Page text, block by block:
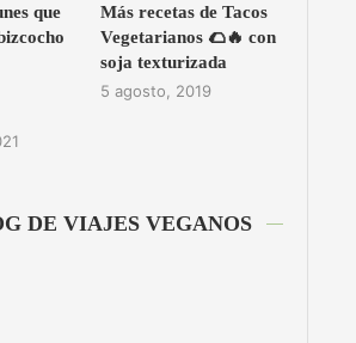
que
Más recetas de Tacos
Vegetarianos 🌮🔥 con
soja texturizada
5 agosto, 2019
DE VIAJES VEGANOS